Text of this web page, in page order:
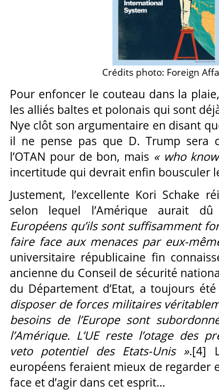
Crédits photo: Foreign
Pour enfoncer le couteau dans la
les alliés baltes et polonais qui sont
Nye clôt son argumentaire en disant
il ne pense pas que D. Trump sera
l’OTAN pour de bon, mais « who
incertitude qui devrait enfin bousculer
Justement, l’excellente Kori Schake
selon lequel l’Amérique aurait
Européens qu’ils sont suffisamment
faire face aux menaces par eux-
universitaire républicaine fin
ancienne du Conseil de sécurité
du Département d’Etat, a toujours
disposer de forces militaires
besoins de l’Europe sont
l’Amérique. L’UE reste l’otage des
veto potentiel des Etats-Unis ».[4]
européens feraient mieux de regarder
face et d’agir dans cet esprit…